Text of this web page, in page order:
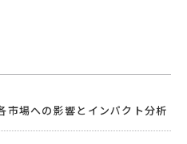
市場への影響とインパクト分析